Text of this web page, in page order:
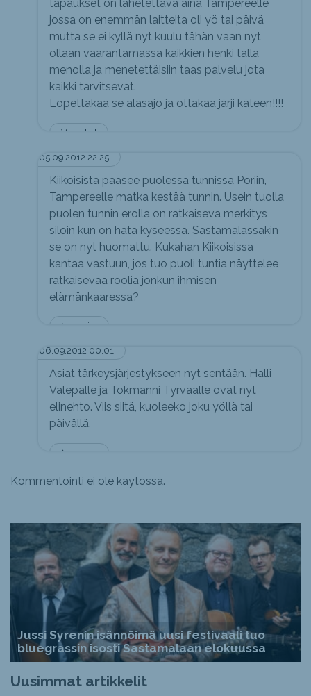
Voi sylvi!
tapaukset on lähetettävä aina Tampereelle
jossa on enemmän laitteita oli yö tai päivä
mutta se ei kyllä nyt kuulu tähän vaan nyt
ollaan vaarantamassa kaikkien henki tällä
menolla ja menetettäisiin taas palvelu jota
kaikki tarvitsevat.
Lopettakaa se alasajo ja ottakaa järji käteen!!!!
05.09.2012 22:25
Nimetön
Kiikoisista pääsee puolessa tunnissa Poriin,
Tampereelle matka kestää tunnin. Usein tuolla
puolen tunnin erolla on ratkaiseva merkitys
siloin kun on hätä kyseessä. Sastamalassakin
se on nyt huomattu. Kukahan Kiikoisissa
kantaa vastuun, jos tuo puoli tuntia näyttelee
ratkaisevaa roolia jonkun ihmisen
elämänkaaressa?
06.09.2012 00:01
Nimetön
Asiat tärkeysjärjestykseen nyt sentään. Halli
Valepalle ja Tokmanni Tyrväälle ovat nyt
elinehto. Viis siitä, kuoleeko joku yöllä tai
päivällä.
Kommentointi ei ole käytössä.
Jussi Syrenin isännöimä uusi festivaali tuo
bluegrassin isosti Sastamalaan elokuussa
Uusimmat artikkelit